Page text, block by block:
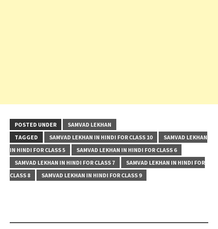
POSTED UNDER
SAMVAD LEKHAN
TAGGED
SAMVAD LEKHAN IN HINDI FOR CLASS 10
SAMVAD LEKHAN
IN HINDI FOR CLASS 5
SAMVAD LEKHAN IN HINDI FOR CLASS 6
SAMVAD LEKHAN IN HINDI FOR CLASS 7
SAMVAD LEKHAN IN HINDI FOR
CLASS 8
SAMVAD LEKHAN IN HINDI FOR CLASS 9